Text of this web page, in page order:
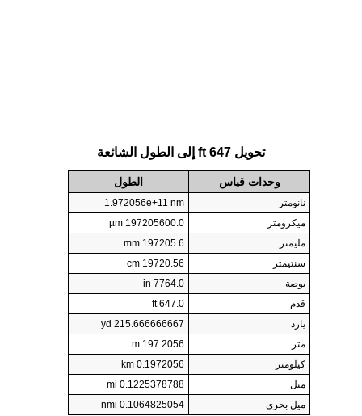
تحويل 647 ft إلى الطول الشائعة
وحدات قياس الطول
نانومتر
1.972056e+11 nm
ميكرومتر
197205600.0 µm
مليمتر
197205.6 mm
سنتيمتر
19720.56 cm
بوصة
7764.0 in
قدم
647.0 ft
يارد
215.666666667 yd
متر
197.2056 m
كيلومتر
0.1972056 km
ميل
0.1225378788 mi
ميل بحري
0.1064825054 nmi